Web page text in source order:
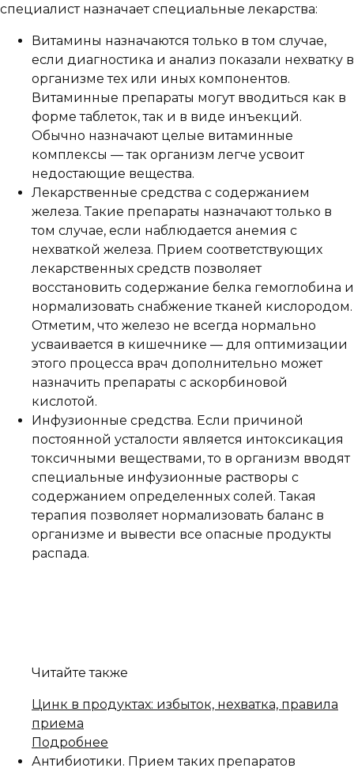
специалист назначает специальные лекарства:
Витамины назначаются только в том случае,
если диагностика и анализ показали нехватку в
организме тех или иных компонентов.
Витаминные препараты могут вводиться как в
форме таблеток, так и в виде инъекций.
Обычно назначают целые витаминные
комплексы — так организм легче усвоит
недостающие вещества.
Лекарственные средства с содержанием
железа. Такие препараты назначают только в
том случае, если наблюдается анемия с
нехваткой железа. Прием соответствующих
лекарственных средств позволяет
восстановить содержание белка гемоглобина и
нормализовать снабжение тканей кислородом.
Отметим, что железо не всегда нормально
усваивается в кишечнике — для оптимизации
этого процесса врач дополнительно может
назначить препараты с аскорбиновой
кислотой.
Инфузионные средства. Если причиной
постоянной усталости является интоксикация
токсичными веществами, то в организм вводят
специальные инфузионные растворы с
содержанием определенных солей. Такая
терапия позволяет нормализовать баланс в
организме и вывести все опасные продукты
распада.
Читайте также
Цинк в продуктах: избыток, нехватка, правила
приема
Подробнее
Антибиотики. Прием таких препаратов